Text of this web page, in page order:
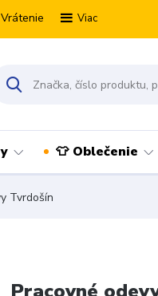
Vrátenie Viac
👕 Oblečenie
Tvrdošín